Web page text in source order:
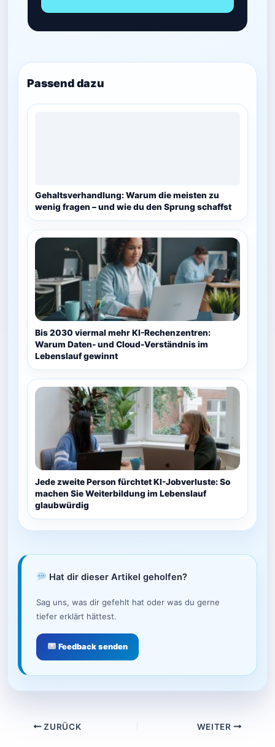
Passend dazu
Gehaltsverhandlung: Warum die meisten zu
wenig fragen – und wie du den Sprung schaffst
Bis 2030 viermal mehr KI-Rechenzentren:
Warum Daten- und Cloud-Verständnis im
Lebenslauf gewinnt
Jede zweite Person fürchtet KI-Jobverluste: So
machen Sie Weiterbildung im Lebenslauf
glaubwürdig
Hat dir dieser Artikel geholfen?
Sag uns, was dir gefehlt hat oder was du gerne
tiefer erklärt hättest.
Feedback senden
ZURÜCK WEITER